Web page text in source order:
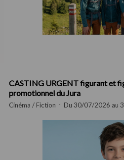
CASTING URGENT figurant et
promotionnel du Jura
Cinéma / Fiction Du 30/07/2026 au